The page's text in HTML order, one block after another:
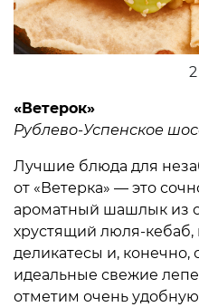
«Ветерок»
Рублево-Успенское
Лучшие блюда для
от «Ветерка» — это
ароматный шашлык из
хрустящий люля-
деликатесы и,
идеальные свежие
отметим очень удобную